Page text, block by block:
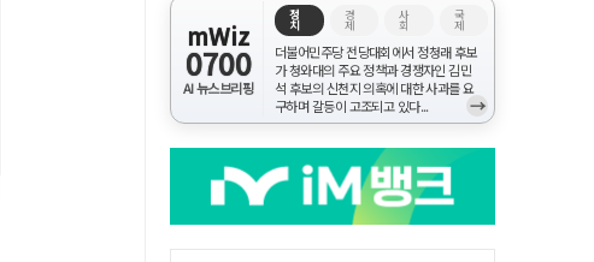
mWiz
0700
AI 뉴스브리핑
정
치
경
제
사
회
국
제
더불어민주당 전당대회에서 정청래 후보
가 청와대의 주요 정책과 경쟁자인 김민
석 후보의 신천지 의혹에 대한 사과를 요
구하며 갈등이 고조되고 있다...
→